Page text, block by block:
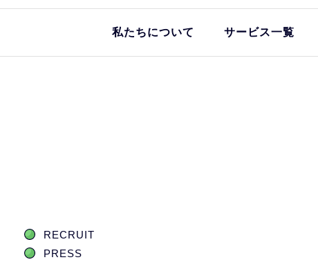
私たちについて サービス一覧
RECRUIT
PRESS